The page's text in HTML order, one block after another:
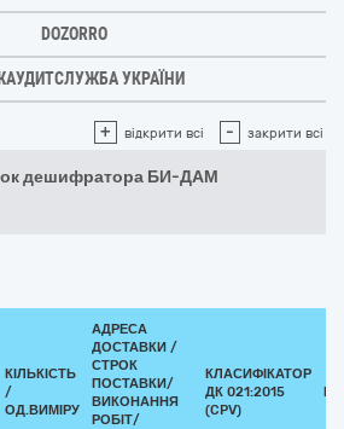
DOZORRO
УКРАЇНИ
+ відкрити всі - закрити всі
дешифратора БИ-ДАМ
КІЛЬКІСТЬ
/
ОД.ВИМІРУ
АДРЕСА
ДОСТАВКИ /
СТРОК
ПОСТАВКИ/
ВИКОНАННЯ
РОБІТ/
КЛАСИФІКАТОР
ДК 021:2015
(CPV)